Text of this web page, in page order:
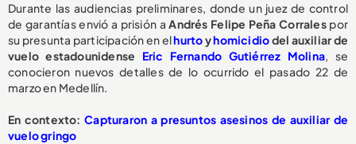
Durante las audiencias preliminares, donde un juez de control
de garantías envió a prisión aAndrés Felipe Peña Corralespor
su presunta participación en elhurtoyhomicidiodel auxiliar de
vuelo estadounidense Eric Fernando Gutiérrez Molina, se
conocieron nuevos detalles de lo ocurrido el pasado 22 de
marzo en Medellín.
En contexto: Capturaron a presuntos asesinos de auxiliar de
vuelo gringo